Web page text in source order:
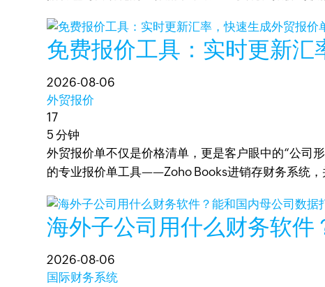
免费报价工具：实时更新
2026-08-06
外贸报价
17
5 分钟
外贸报价单不仅是价格清单，更是客户眼中的“公司
的专业报价单工具——Zoho Books进销存财务系统，
海外子公司用什么财务软
2026-08-06
国际财务系统